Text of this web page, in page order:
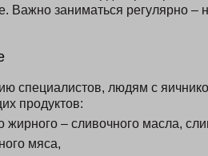
Важно заниматься регулярно –
специалистов, людям с
продуктов:
жирного – сливочного масла,
мяса,